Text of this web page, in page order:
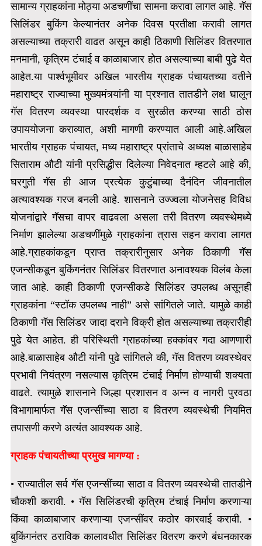
सामान्य ग्राहकांना मोठ्या अडचणींचा सामना करावा लागत आहे. गॅस
सिलिंडर बुकिंग केल्यानंतर अनेक दिवस प्रतीक्षा करावी लागत
असल्याच्या तक्रारी वाढत असूनकाही ठिकाणी सिलिंडर वितरणात
मनमानी, कृत्रिम टंचाई व काळाबाजार होत असल्याच्या बाबी पुढे येत
आहेत.या पार्श्वभूमीवर अखिल भारतीय ग्राहक पंचायतच्या वतीने
महाराष्ट्र राज्याच्या मुख्यमंत्र्यांनी या प्रश्नात तातडीने लक्ष घालून
गॅस वितरण व्यवस्था पारदर्शक व सुरळीत करण्या साठी ठोस
उपाययोजना कराव्यात, अशी मागणी करण्यात आली आहे.अखिल
भारतीय ग्राहक पंचायत, मध्य महाराष्ट्र प्रांताचे अध्यक्ष बाळासाहेब
सिताराम औटी यांनी प्रसिद्धीस दिलेल्या निवेदनात म्हटले आहे की,
घरगुती गॅस ही आज प्रत्येक कुटुंबाच्या दैनंदिन जीवनातील
अत्यावश्यक गरज बनली आहे. शासनाने उज्ज्वला योजनेसह विविध
योजनांद्वारे गॅसचा वापर वाढवला असलातरी वितरण व्यवस्थेमध्ये
निर्माण झालेल्या अडचणींमुळे ग्राहकांना त्रास सहन करावा लागत
आहे.ग्राहकांकडून प्राप्त तक्रारीनुसार अनेक ठिकाणी गॅस
एजन्सीकडून बुकिंगनंतर सिलिंडर वितरणात अनावश्यक विलंब केला
जात आहे. काही ठिकाणी एजन्सीकडे सिलिंडर उपलब्ध असूनही
ग्राहकांना “स्टॉक उपलब्ध नाही” असे सांगितले जाते. यामुळे काही
ठिकाणी गॅस सिलिंडर जादा दराने विक्री होत असल्याच्या तक्रारीही
पुढे येत आहेत. ही परिस्थिती ग्राहकांच्या हक्कांवर गदा आणणारी
आहे.बाळासाहेब औटी यांनी पुढे सांगितले की, गॅस वितरण व्यवस्थेवर
प्रभावीनियंत्रण नसल्यास कृत्रिम टंचाई निर्माण होण्याची शक्यता
वाढते. त्यामुळे शासनाने जिल्हा प्रशासन व अन्न व नागरी पुरवठा
विभागामार्फत गॅस एजन्सींच्या साठा व वितरण व्यवस्थेची नियमित
तपासणी करणे अत्यंत आवश्यक आहे.
ग्राहक पंचायतीच्या प्रमुख मागण्या :
• राज्यातील सर्व गॅस एजन्सींच्या साठा व वितरण व्यवस्थेची तातडीने
चौकशी करावी. • गॅस सिलिंडरची कृत्रिम टंचाई निर्माण करणाऱ्या
किंवा काळाबाजार करणाऱ्या एजन्सींवर कठोर कारवाई करावी. •
बुकिंगनंतर ठराविक कालावधीत सिलिंडर वितरण करणे बंधनकारक